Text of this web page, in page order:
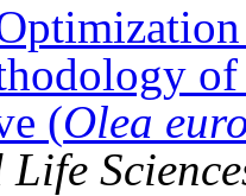
(Olea
Life